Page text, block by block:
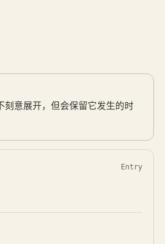
刻意展开，但会保留它发生的时
Entry